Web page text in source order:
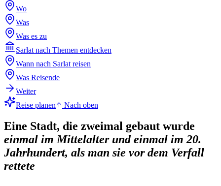
Wo
Was
Was es zu
Sarlat nach Themen entdecken
Wann nach Sarlat reisen
Was Reisende
Weiter
Reise planen
Nach oben
Eine Stadt, die zweimal gebaut wurde
einmal im Mittelalter und einmal im 20.
Jahrhundert, als man sie vor dem Verfall
rettete